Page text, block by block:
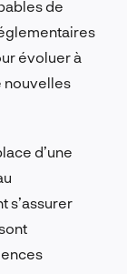
de
évoluer à
nouvelles
d’une
s’assurer